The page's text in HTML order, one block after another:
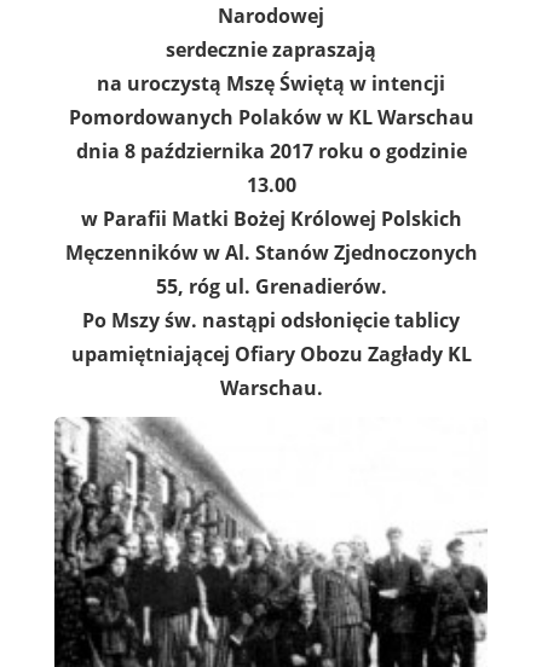
Narodowej
serdecznie zapraszają
na uroczystą Mszę Świętą w intencji
Pomordowanych Polaków w KL Warschau
dnia 8 października 2017 roku o godzinie
13.00
w Parafii Matki Bożej Królowej Polskich
Męczenników w Al. Stanów Zjednoczonych
55, róg ul. Grenadierów.
Po Mszy św. nastąpi odsłonięcie tablicy
upamiętniającej Ofiary Obozu Zagłady KL
Warschau.